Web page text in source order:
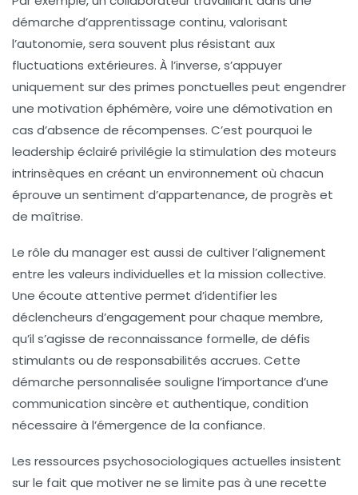
démarche d’apprentissage continu, valorisant
l’autonomie, sera souvent plus résistant aux
fluctuations extérieures. À l’inverse, s’appuyer
uniquement sur des primes ponctuelles peut engendrer
une motivation éphémère, voire une démotivation en
cas d’absence de récompenses. C’est pourquoi le
leadership éclairé privilégie la stimulation des moteurs
intrinsèques en créant un environnement où chacun
éprouve un sentiment d’appartenance, de progrès et
de maîtrise.
Le rôle du manager est aussi de cultiver l’alignement
entre les valeurs individuelles et la mission collective.
Une écoute attentive permet d’identifier les
déclencheurs d’engagement pour chaque membre,
qu’il s’agisse de reconnaissance formelle, de défis
stimulants ou de responsabilités accrues. Cette
démarche personnalisée souligne l’importance d’une
communication sincère et authentique, condition
nécessaire à l’émergence de la confiance.
Les ressources psychosociologiques actuelles insistent
sur le fait que motiver ne se limite pas à une recette